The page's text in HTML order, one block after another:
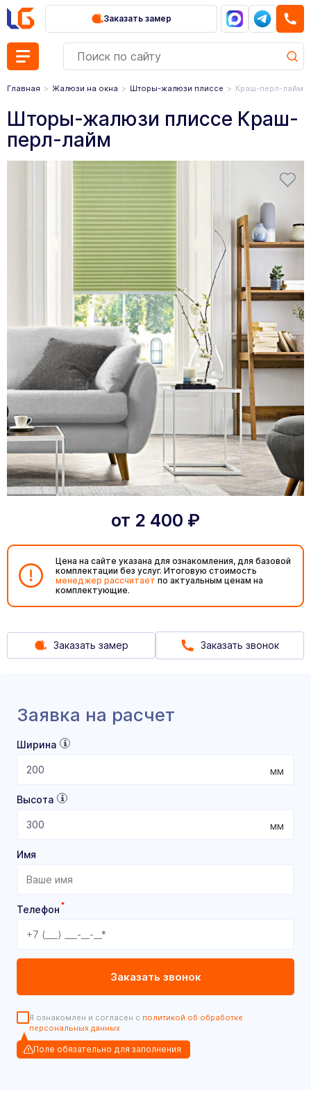
Заказать замер
Главная Жалюзи на окна Шторы-жалюзи плиссе Краш-перл-лайм
Шторы-жалюзи плиссе Краш-
перл-лайм
от 2 400 ₽
Цена на сайте указана для ознакомления, для базовой
комплектации без услуг. Итоговую стоимость
менеджер рассчитает по актуальным ценам на
комплектующие.
Заказать замер Заказать звонок
Заявка на расчет
Ширина
мм
Высота
мм
Имя
Телефон *
Я ознакомлен и согласен с политикой об обработке
персональных данных
Поле обязательно для заполнения